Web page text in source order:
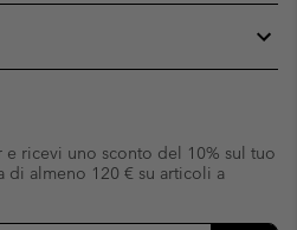
e ricevi uno sconto del 10% sul tuo
di almeno 120 € su articoli a